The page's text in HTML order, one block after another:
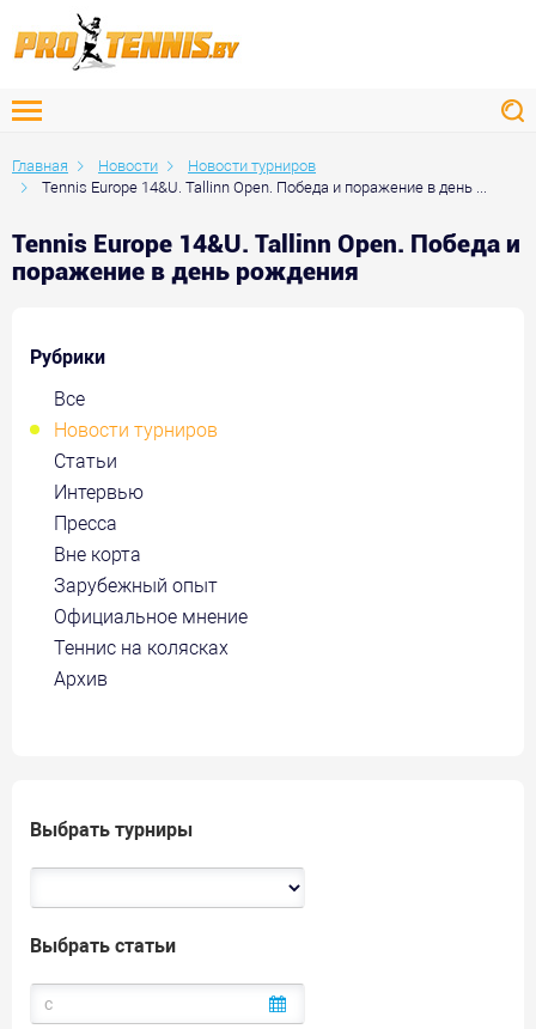
Главная Новости
Новости турниров
Tennis Europe 14&U. Tallinn Open. Победа и поражение в день ...
Tennis Europe 14&U. Tallinn Open. Победа и
поражение в день рождения
Рубрики
Все
Новости турниров
Статьи
Интервью
Пресса
Вне корта
Зарубежный опыт
Официальное мнение
Теннис на колясках
Архив
Выбрать турниры
Выбрать статьи